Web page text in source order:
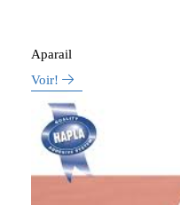
Aparail
Voir!